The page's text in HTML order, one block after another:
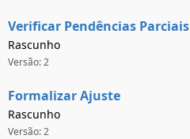
Verificar Pendências Parciais
Rascunho
Versão: 2
Formalizar Ajuste
Rascunho
Versão: 2